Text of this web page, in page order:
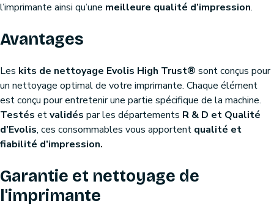
l’imprimante ainsi qu’une meilleure qualité d’impression.
Avantages
Les kits de nettoyage Evolis High Trust® sont conçus pour
un nettoyage optimal de votre imprimante. Chaque élément
est conçu pour entretenir une partie spécifique de la machine.
Testés etvalidés par les départements R & D et Qualité
d’Evolis, ces consommables vous apportent qualité et
fiabilité d’impression.
Garantie et nettoyage de
l'imprimante